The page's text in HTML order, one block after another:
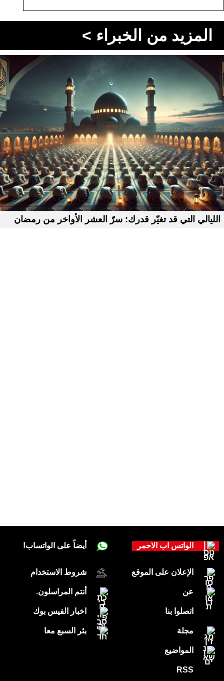
المزيد من الخبراء >
الليالي التي قد تغيّر قدرك: سرّ العشر الأواخر من رمضان
أيضاً على الواتساب!
شروط الاستخدام
أنتم المراسلون.
اخبار الفيس بوك
بئر السبع معا
الواتس اب الاحمر
الإعلان على الموقع
عن
اتصلوا بنا
مجلة
المواضيع
RSS